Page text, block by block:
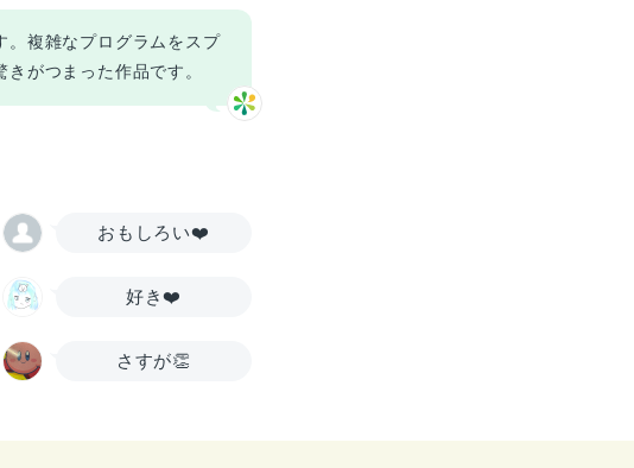
。複雑なプログラムをスプ
がつまった作品です。
おもしろい❤️
好き❤️
さすが👏